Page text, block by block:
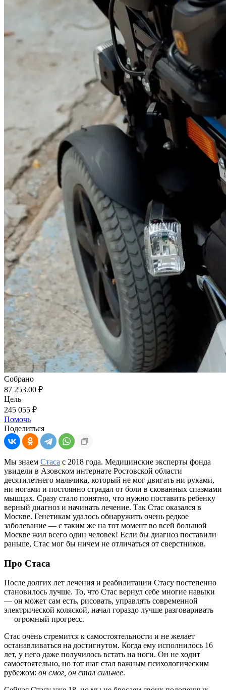
Собрано
87 253.00 ₽
Цель
245 055 ₽
Помочь
Поделиться
Мы знаем Стаса с 2018 года. Медицинские эксперты фонда
увидели в Азовском интернате Ростовской области
десятилетнего мальчика, который не мог двигать ни руками,
ни ногами и постоянно страдал от боли в скованных спазмами
мышцах. Сразу стало понятно, что нужно поставить ребенку
верный диагноз и начинать лечение. Так Стас оказался в
Москве. Генетикам удалось обнаружить очень редкое
заболевание — с таким же на тот момент во всей большой
Москве жил всего один человек! Если бы диагноз поставили
раньше, Стас мог бы ничем не отличаться от сверстников.
Про Стаса
После долгих лет лечения и реабилитации Стасу постепенно
становилось лучше. То, что Стас вернул себе многие навыки
— он может сам есть, рисовать, управлять современной
электрической коляской, начал гораздо лучше разговаривать
— огромный прогресс.
Стас очень стремится к самостоятельности и не желает
останавливаться на достигнутом. Когда ему исполнилось 16
лет, у него даже получилось встать на ноги. Он не ходит
самостоятельно, но тот шаг стал важным психологическим
рубежом: он смог, он стал сильнее.